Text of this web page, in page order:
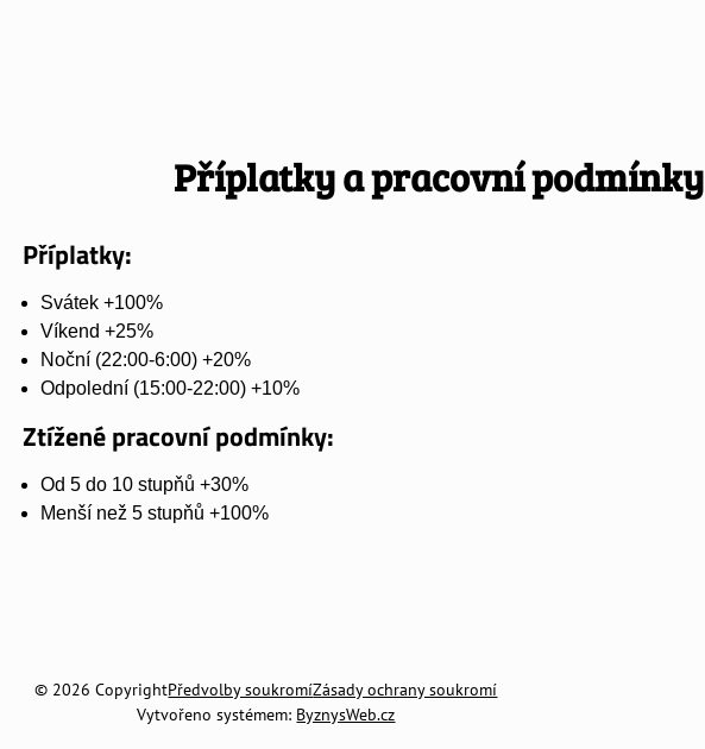
Příplatky a pracovní podmínky
Příplatky:
Svátek +100%
Víkend +25%
Noční (22:00-6:00) +20%
Odpolední (15:00-22:00) +10%
Ztížené pracovní podmínky:
Od 5 do 10 stupňů +30%
Menší než 5 stupňů +100%
© 2026 CopyrightPředvolby soukromíZásady ochrany soukromí
Vytvořeno systémem: ByznysWeb.cz